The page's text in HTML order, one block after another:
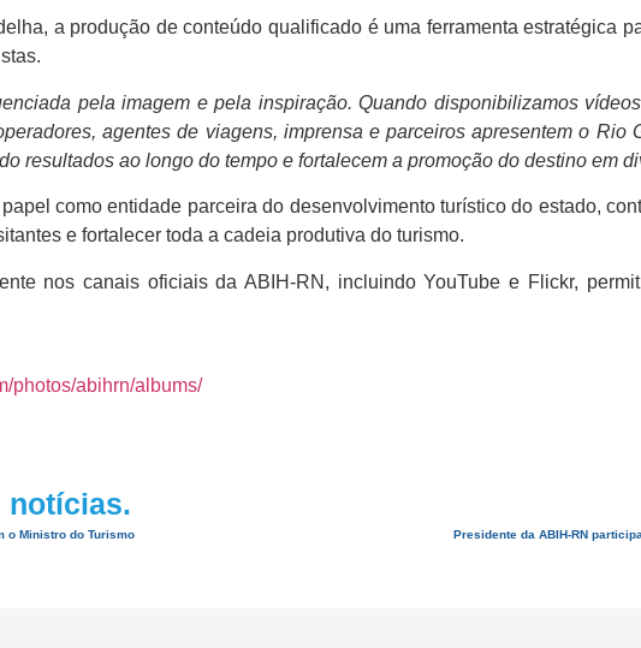
a produção de conteúdo qualificado é uma ferramenta estratégica
pela imagem e pela inspiração. Quando disponibilizamos
agentes de viagens, imprensa e parceiros apresentem o Rio
resultados ao longo do tempo e fortalecem a promoção do destino em
como entidade parceira do desenvolvimento turístico do estado,
e fortalecer toda a cadeia produtiva do turismo.
nos canais oficiais da ABIH-RN, incluindo YouTube e Flickr,
photos/abihrn/albums/
notícias.
o Ministro do Turismo Presidente da ABIH-RN